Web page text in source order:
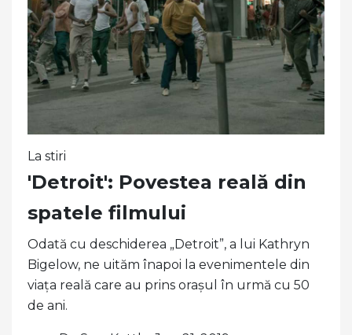
La stiri
'Detroit': Povestea reală din
spatele filmului
Odată cu deschiderea „Detroit”, a lui Kathryn
Bigelow, ne uităm înapoi la evenimentele din
viața reală care au prins orașul în urmă cu 50
de ani.